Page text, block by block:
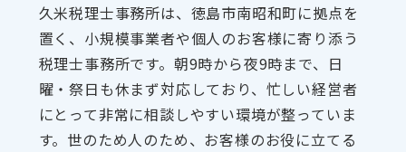
久米税理士事務所は、徳島市南昭和町に拠点を
置く、小規模事業者や個人のお客様に寄り添う
税理士事務所です。朝9時から夜9時まで、日
曜・祭日も休まず対応しており、忙しい経営者
にとって非常に相談しやすい環境が整っていま
す。世のため人のため、お客様のお役に立てる